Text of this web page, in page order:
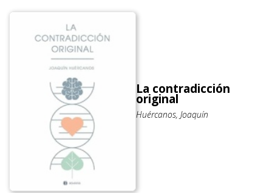
La contradicción
original
Huércanos, Joaquín